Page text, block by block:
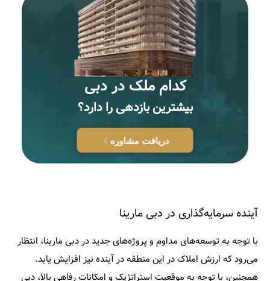
کدام ملک در دبی
بيشترين بازدهى را دارد؟
دریافت مشاوره
آینده سرمایه‌گذاری در دبی مارینا
با توجه به توسعه‌های مداوم و پروژه‌های جدید در دبی مارینا، انتظار
می‌رود که ارزش املاک در این منطقه در آینده نیز افزایش یابد.
همچنین، با توجه به موقعیت استراتژیک و امکانات رفاهی بالا، دبی